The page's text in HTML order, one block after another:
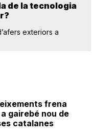
de la tecnologia
exteriors a
frena
gairebé nou de
catalanes